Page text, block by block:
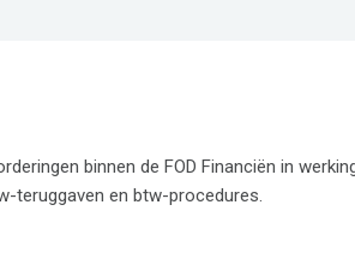
binnen de FOD Financiën in
teruggaven en btw-procedures.